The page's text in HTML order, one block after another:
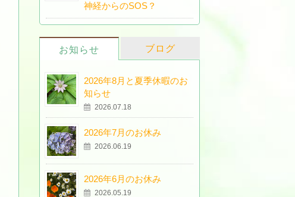
神経からのSOS？
お知らせ ブログ
2026年8月と夏季休暇のお
知らせ
2026.07.18
2026年7月のお休み
2026.06.19
2026年6月のお休み
2026.05.19